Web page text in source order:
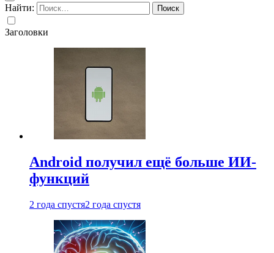
Найти:
Заголовки
Android получил ещё больше ИИ-
функций
2 года спустя2 года спустя